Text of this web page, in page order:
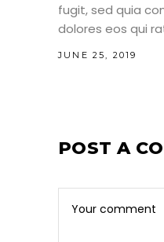
fugit, sed quia
dolores eos qui
JUNE 25, 2019
POST A